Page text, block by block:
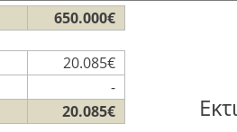
650.000€
20.085€
-
20.085€